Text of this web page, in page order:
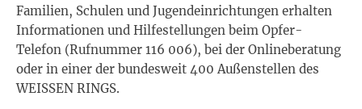
Familien, Schulen und Jugendeinrichtungen erhalten
Informationen und Hilfestellungen beim Opfer-
Telefon (Rufnummer 116 006), bei der Onlineberatung
oder in einer der bundesweit 400 Außenstellen des
WEISSEN RINGS.